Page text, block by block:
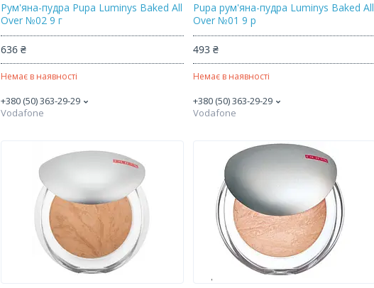
Рум'яна-пудра Pupa Luminys Baked All
Over №02 9 г
636 ₴
Немає в наявності
+380 (50) 363-29-29
Vodafone
Pupa рум'яна-пудра Luminys Baked All
Over №01 9 р
493 ₴
Немає в наявності
+380 (50) 363-29-29
Vodafone